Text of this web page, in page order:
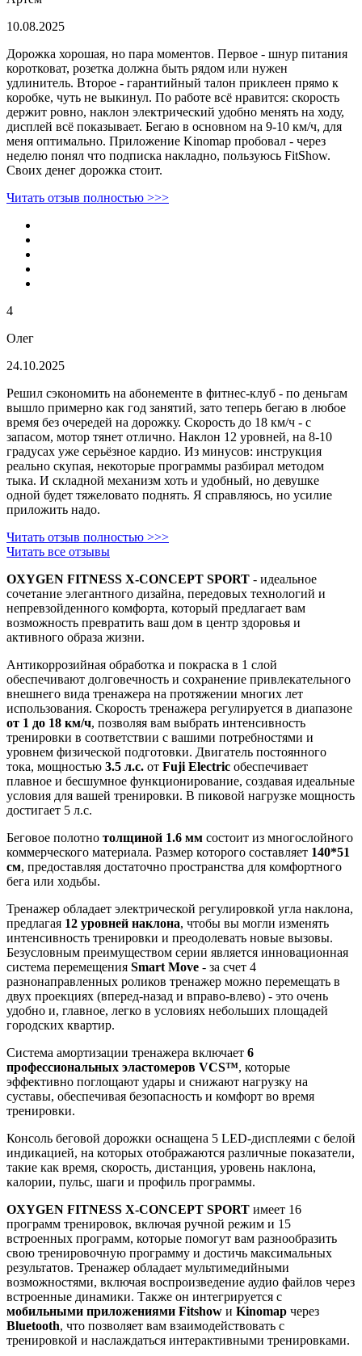
10.08.2025
Дорожка хорошая, но пара моментов. Первое - шнур питания
коротковат, розетка должна быть рядом или нужен
удлинитель. Второе - гарантийный талон приклеен прямо к
коробке, чуть не выкинул. По работе всё нравится: скорость
держит ровно, наклон электрический удобно менять на ходу,
дисплей всё показывает. Бегаю в основном на 9-10 км/ч, для
меня оптимально. Приложение Kinomap пробовал - через
неделю понял что подписка накладно, пользуюсь FitShow.
Своих денег дорожка стоит.
Читать отзыв полностью >>>
4
Олег
24.10.2025
Решил сэкономить на абонементе в фитнес-клуб - по деньгам
вышло примерно как год занятий, зато теперь бегаю в любое
время без очередей на дорожку. Скорость до 18 км/ч - с
запасом, мотор тянет отлично. Наклон 12 уровней, на 8-10
градусах уже серьёзное кардио. Из минусов: инструкция
реально скупая, некоторые программы разбирал методом
тыка. И складной механизм хоть и удобный, но девушке
одной будет тяжеловато поднять. Я справляюсь, но усилие
приложить надо.
Читать отзыв полностью >>>
Читать все отзывы
OXYGEN FITNESS X-CONCEPT SPORT - идеальное
сочетание элегантного дизайна, передовых технологий и
непревзойденного комфорта, который предлагает вам
возможность превратить ваш дом в центр здоровья и
активного образа жизни.
Антикоррозийная обработка и покраска в 1 слой
обеспечивают долговечность и сохранение привлекательного
внешнего вида тренажера на протяжении многих лет
использования. Скорость тренажера регулируется в диапазоне
от 1 до 18 км/ч, позволяя вам выбрать интенсивность
тренировки в соответствии с вашими потребностями и
уровнем физической подготовки. Двигатель постоянного
тока, мощностью 3.5 л.с. от Fuji Electric обеспечивает
плавное и бесшумное функционирование, создавая идеальные
условия для вашей тренировки. В пиковой нагрузке мощность
достигает 5 л.с.
Беговое полотно толщиной 1.6 мм состоит из многослойного
коммерческого материала. Размер которого составляет 140*51
см, предоставляя достаточно пространства для комфортного
бега или ходьбы.
Тренажер обладает электрической регулировкой угла наклона,
предлагая 12 уровней наклона, чтобы вы могли изменять
интенсивность тренировки и преодолевать новые вызовы.
Безусловным преимуществом серии является инновационная
система перемещения Smart Move - за счет 4
разнонаправленных роликов тренажер можно перемещать в
двух проекциях (вперед-назад и вправо-влево) - это очень
удобно и, главное, легко в условиях небольших площадей
городских квартир.
Система амортизации тренажера включает 6
профессиональных эластомеров VCS™, которые
эффективно поглощают удары и снижают нагрузку на
суставы, обеспечивая безопасность и комфорт во время
тренировки.
Консоль беговой дорожки оснащена 5 LED-дисплеями с белой
индикацией, на которых отображаются различные показатели,
такие как время, скорость, дистанция, уровень наклона,
калории, пульс, шаги и профиль программы.
OXYGEN FITNESS X-CONCEPT SPORT имеет 16
программ тренировок, включая ручной режим и 15
встроенных программ, которые помогут вам разнообразить
свою тренировочную программу и достичь максимальных
результатов. Тренажер обладает мультимедийными
возможностями, включая воспроизведение аудио файлов через
встроенные динамики. Также он интегрируется с
мобильными приложениями Fitshow и Kinomap через
Bluetooth, что позволяет вам взаимодействовать с
тренировкой и наслаждаться интерактивными тренировками.